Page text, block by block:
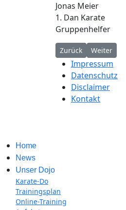
Jonas Meier
1. Dan Karate
Gruppenhelfer
Vorheriger Beitrag:
Zurück Nächster
Weiter
Impressum
Datenschutz
Disclaimer
Kontakt
Home
News
Unser Dojo
Karate-Do
Trainingsplan
Online-Training